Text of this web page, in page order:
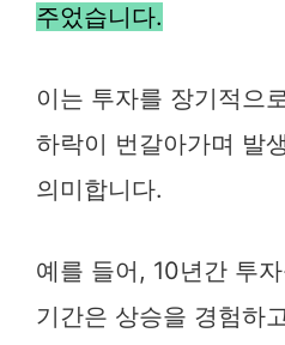
주었습니다.
이는 투자를 장기적으
하락이 번갈아가며 발
의미합니다.
예를 들어, 10년간 투
기간은 상승을 경험하